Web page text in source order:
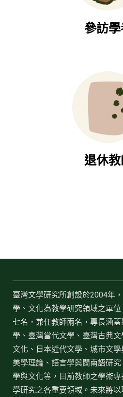
參訪
退休
臺灣文學研究所創設於2004年
學、文化為教學研究領域之單
七名，兼任教師兩名，專長涵
學、臺灣當代文學、臺灣古典
文化、日本近代文學、城市文
美學理論、語言學與閩南語研
學與文化等，目前教師之學術
學研究之各重要領域。未來將